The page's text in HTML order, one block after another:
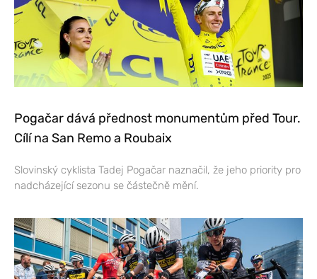
Pogačar dává přednost monumentům před Tour.
Cílí na San Remo a Roubaix
Slovinský cyklista Tadej Pogačar naznačil, že jeho priority pro
nadcházející sezonu se částečně mění.